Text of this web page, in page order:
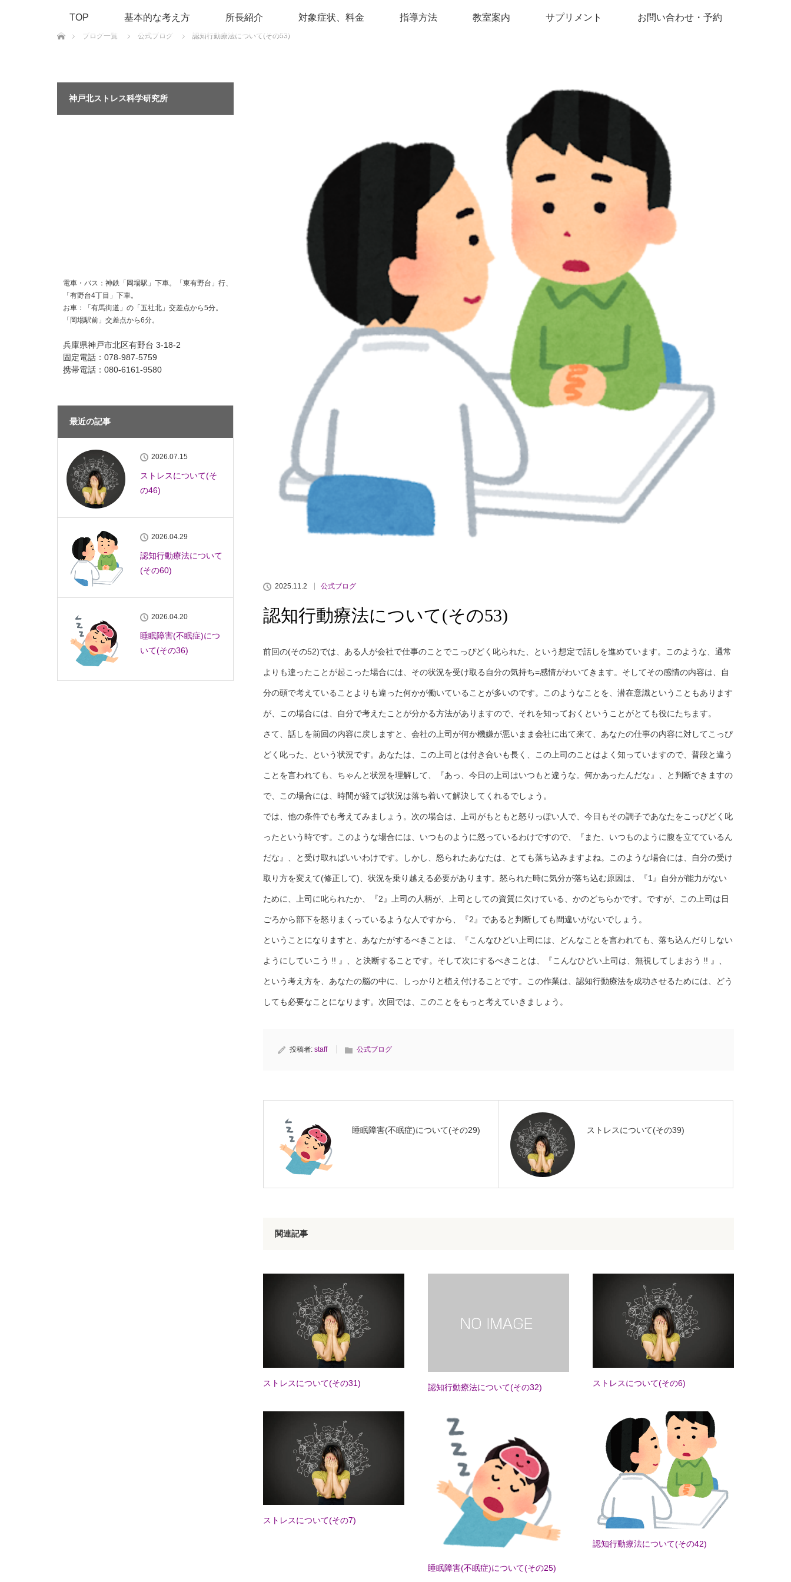
TOP 基本的な考え方 所長紹介 対象症状、料金 指導方法 教室案内 サプリメント お問い合わせ・予約
ホーム
ブログ一覧
公式ブログ 認知行動療法について(その53)
2025.11.2 公式ブログ
認知行動療法について(その53)
前回の(その52)では、ある人が会社で仕事のことでこっぴどく叱られた、という想定で話しを進めています。このような、通常
よりも違ったことが起こった場合には、その状況を受け取る自分の気持ち=感情がわいてきます。そしてその感情の内容は、自
分の頭で考えていることよりも違った何かが働いていることが多いのです。このようなことを、潜在意識ということもあります
が、この場合には、自分で考えたことが分かる方法がありますので、それを知っておくということがとても役にたちます。
さて、話しを前回の内容に戻しますと、会社の上司が何か機嫌が悪いまま会社に出て来て、あなたの仕事の内容に対してこっぴ
どく叱った、という状況です。あなたは、この上司とは付き合いも長く、この上司のことはよく知っていますので、普段と違う
ことを言われても、ちゃんと状況を理解して、『あっ、今日の上司はいつもと違うな。何かあったんだな』、と判断できますの
で、この場合には、時間が経てば状況は落ち着いて解決してくれるでしょう。
では、他の条件でも考えてみましょう。次の場合は、上司がもともと怒りっぽい人で、今日もその調子であなたをこっぴどく叱
ったという時です。このような場合には、いつものように怒っているわけですので、『また、いつものように腹を立てているん
だな』、と受け取ればいいわけです。しかし、怒られたあなたは、とても落ち込みますよね。このような場合には、自分の受け
取り方を変えて(修正して)、状況を乗り越える必要があります。怒られた時に気分が落ち込む原因は、『1』自分が能力がない
ために、上司に叱られたか、『2』上司の人柄が、上司としての資質に欠けている、かのどちらかです。ですが、この上司は日
ごろから部下を怒りまくっているような人ですから、『2』であると判断しても間違いがないでしょう。
ということになりますと、あなたがするべきことは、『こんなひどい上司には、どんなことを言われても、落ち込んだりしない
ようにしていこう !! 』、と決断することです。そして次にするべきことは、『こんなひどい上司は、無視してしまおう !! 』、
という考え方を、あなたの脳の中に、しっかりと植え付けることです。この作業は、認知行動療法を成功させるためには、どう
しても必要なことになります。次回では、このことをもっと考えていきましょう。
投稿者: staff 公式ブログ
睡眠障害(不眠症)について(その29) ストレスについて(その39)
関連記事
ストレスについて(その31) 認知行動療法について(その32) ストレスについて(その6)
ストレスについて(その7)
睡眠障害(不眠症)について(その25)
認知行動療法について(その42)
神戸北ストレス科学研究所
電車・バス：神鉄「岡場駅」下車。「東有野台」行、
「有野台4丁目」下車。
お車：「有馬街道」の「五社北」交差点から5分。
「岡場駅前」交差点から6分。
兵庫県神戸市北区有野台 3-18-2
固定電話：078-987-5759
携帯電話：080-6161-9580
最近の記事
2026.07.15
ストレスについて(そ
の46)
2026.04.29
認知行動療法について
(その60)
2026.04.20
睡眠障害(不眠症)につ
いて(その36)